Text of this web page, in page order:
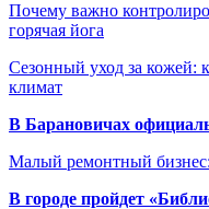
Почему важно
горячая йога
Сезонный уход за кожей:
климат
В Барановичах
Малый ремонтный бизнес:
В городе пройдет